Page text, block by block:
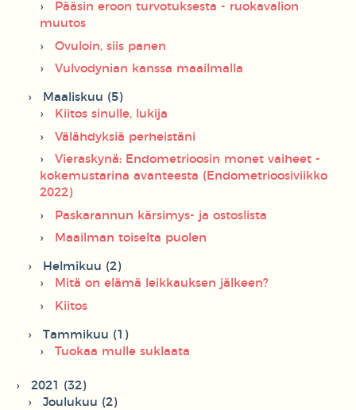
Pääsin eroon turvotuksesta - ruokavalion
muutos
Ovuloin, siis panen
Vulvodynian kanssa maailmalla
Maaliskuu (5)
Kiitos sinulle, lukija
Välähdyksiä perheistäni
Vieraskynä: Endometrioosin monet vaiheet -
kokemustarina avanteesta (Endometrioosiviikko
2022)
Paskarannun kärsimys- ja ostoslista
Maailman toiselta puolen
Helmikuu (2)
Mitä on elämä leikkauksen jälkeen?
Kiitos
Tammikuu (1)
Tuokaa mulle suklaata
2021 (32)
Joulukuu (2)